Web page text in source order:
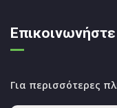
Επικοινωνήστε
Για περισσότερες